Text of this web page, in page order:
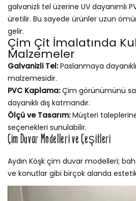
galvanizli tel üzerine UV dayanımlı
üretilir. Bu sayede ürünler uzun
gelir.
Çim Çit İmalatında
Malzemeler
Galvanizli Tel:Paslanmaya
malzemesidir.
PVC Kaplama:Çim görünümünü
dayanıklı dış katmandır.
Ölçü ve Tasarım:Müşteri
seçenekleri sunulabilir.
Çim Duvar Modelleri ve Çeşitleri
Aydın Köşk çim duvar modelleri;
ve konutlar gibi birçok alanda